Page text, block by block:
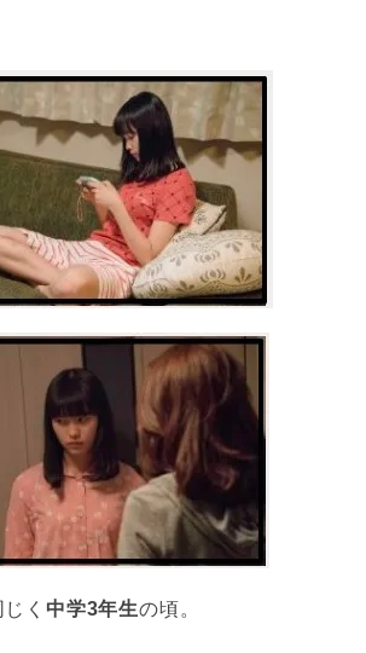
く 中学3年生の頃。